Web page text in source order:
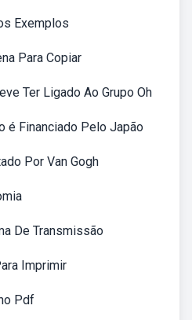
Exemplos
Para Copiar
Ter Ligado Ao Grupo Oh
é Financiado Pelo Japão
Por Van Gogh
De Transmissão
Imprimir
Pdf